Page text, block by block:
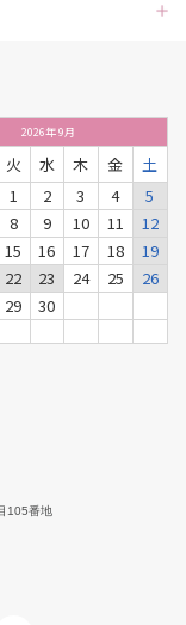
2026年9月
火 水 木 金
土
1
2 3 4
5
8 9 10 11
12
15 16 17 18
19
22 23 24 25
26
29 30
105番地